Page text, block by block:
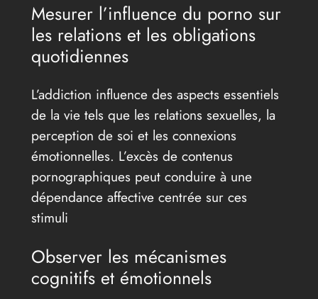
Mesurer l’influence du porno sur
les relations et les obligations
quotidiennes
L’addiction influence des aspects essentiels
de la vie tels que les relations sexuelles, la
perception de soi et les connexions
émotionnelles. L’excès de contenus
pornographiques peut conduire à une
dépendance affective centrée sur ces
stimuli
Observer les mécanismes
cognitifs et émotionnels